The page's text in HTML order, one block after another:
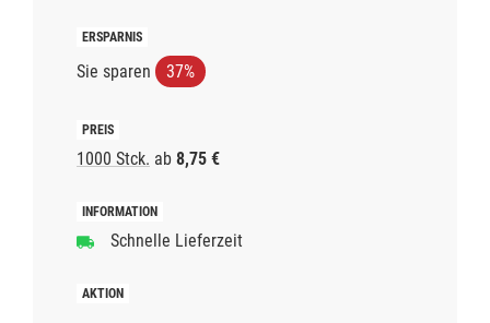
Sie sparen 37%
1000 Stck. ab 8,75 €
Schnelle Lieferzeit